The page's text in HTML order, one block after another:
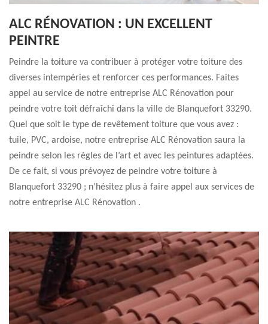
ALC RÉNOVATION : UN EXCELLENT
PEINTRE
Peindre la toiture va contribuer à protéger votre toiture des
diverses intempéries et renforcer ces performances. Faites
appel au service de notre entreprise ALC Rénovation pour
peindre votre toit défraîchi dans la ville de Blanquefort 33290.
Quel que soit le type de revêtement toiture que vous avez :
tuile, PVC, ardoise, notre entreprise ALC Rénovation saura la
peindre selon les règles de l’art et avec les peintures adaptées.
De ce fait, si vous prévoyez de peindre votre toiture à
Blanquefort 33290 ; n’hésitez plus à faire appel aux services de
notre entreprise ALC Rénovation .